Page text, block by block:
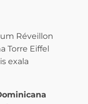
Réveillon
Torre Eiffel
exala